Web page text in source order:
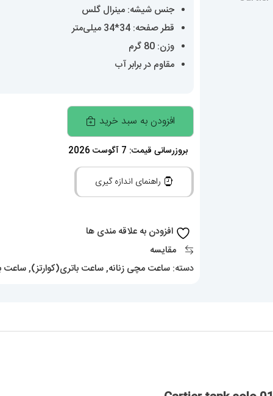
جنس شیشه: مینرال گلس
قطر صفحه: 34*34 میلی‌متر
وزن: 80 گرم
مقاوم در برابر آب
ساعت
مچی
زنانه
کارتیه
چرمی
01187
افزودن به سبد خرید
بروزرسانی قیمت: 7 آگوست 2026
راهنمای اندازه گیری
افزودن به علاقه مندی ها
مقایسه
دسته: ساعت مچی زنانه,ساعت باتری(کوارتز),ساعت